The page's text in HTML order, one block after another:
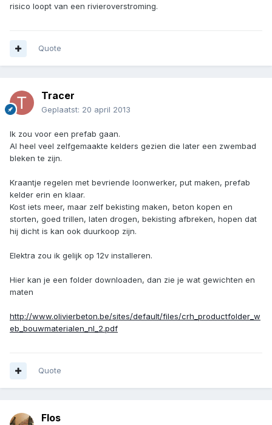
risico loopt van een rivieroverstroming.
Quote
Tracer
Geplaatst: 20 april 2013
Ik zou voor een prefab gaan.
Al heel veel zelfgemaakte kelders gezien die later een zwembad
bleken te zijn.
Kraantje regelen met bevriende loonwerker, put maken, prefab
kelder erin en klaar.
Kost iets meer, maar zelf bekisting maken, beton kopen en
storten, goed trillen, laten drogen, bekisting afbreken, hopen dat
hij dicht is kan ook duurkoop zijn.
Elektra zou ik gelijk op 12v installeren.
Hier kan je een folder downloaden, dan zie je wat gewichten en
maten
http://www.olivierbeton.be/sites/default/files/crh_productfolder_w
eb_bouwmaterialen_nl_2.pdf
Quote
Flos